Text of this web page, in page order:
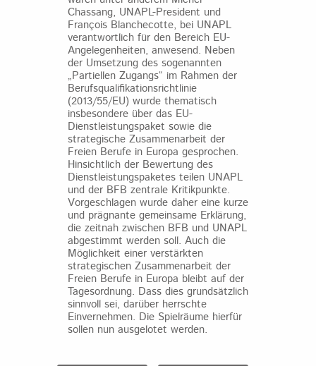
Chassang, UNAPL-President und
François Blanchecotte, bei UNAPL
verantwortlich für den Bereich EU-
Angelegenheiten, anwesend. Neben
der Umsetzung des sogenannten
„Partiellen Zugangs“ im Rahmen der
Berufsqualifikationsrichtlinie
(2013/55/EU) wurde thematisch
insbesondere über das EU-
Dienstleistungspaket sowie die
strategische Zusammenarbeit der
Freien Berufe in Europa gesprochen.
Hinsichtlich der Bewertung des
Dienstleistungspaketes teilen UNAPL
und der BFB zentrale Kritikpunkte.
Vorgeschlagen wurde daher eine kurze
und prägnante gemeinsame Erklärung,
die zeitnah zwischen BFB und UNAPL
abgestimmt werden soll. Auch die
Möglichkeit einer verstärkten
strategischen Zusammenarbeit der
Freien Berufe in Europa bleibt auf der
Tagesordnung. Dass dies grundsätzlich
sinnvoll sei, darüber herrschte
Einvernehmen. Die Spielräume hierfür
sollen nun ausgelotet werden.